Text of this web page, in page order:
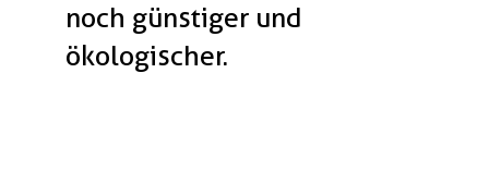
noch günstiger und
ökologischer.